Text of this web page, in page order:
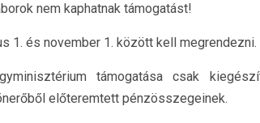
nem kaphatnak támogatást!
1. és november 1. között kell megrendezni.
támogatása csak
előteremtett pénzösszegeinek.